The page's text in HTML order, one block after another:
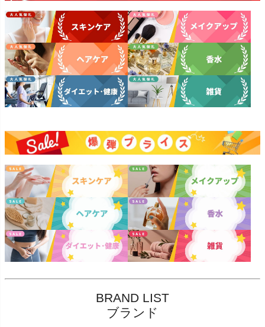
BRAND LIST
ブランド